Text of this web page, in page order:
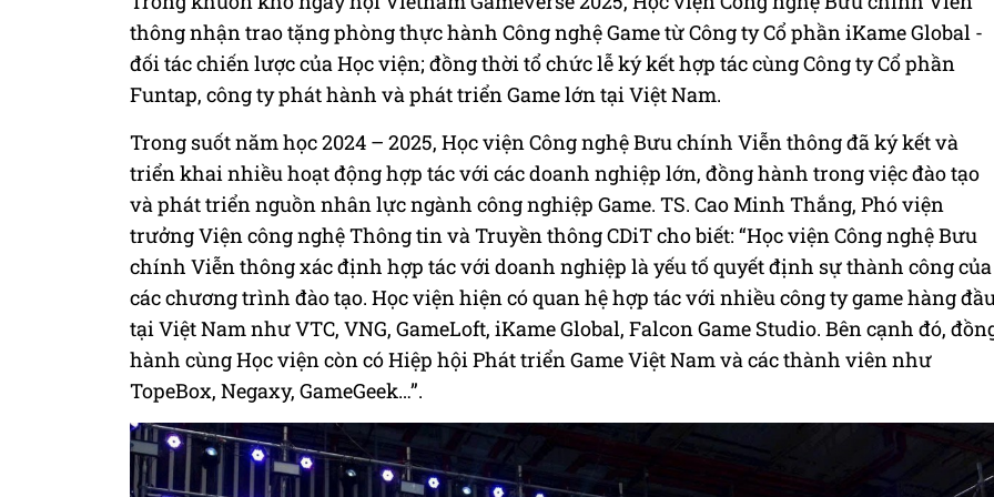
thông nhận trao tặng phòng thực hành Công nghệ Game từ Công ty Cổ phần iKame Global -
đối tác chiến lược của Học viện; đồng thời tổ chức lễ ký kết hợp tác cùng Công ty Cổ phần
Funtap, công ty phát hành và phát triển Game lớn tại Việt Nam.
Trong suốt năm học 2024 – 2025, Học viện Công nghệ Bưu chính Viễn thông đã ký kết và
triển khai nhiều hoạt động hợp tác với các doanh nghiệp lớn, đồng hành trong việc đào tạo
và phát triển nguồn nhân lực ngành công nghiệp Game. TS. Cao Minh Thắng, Phó viện
trưởng Viện công nghệ Thông tin và Truyền thông CDiT cho biết: “Học viện Công nghệ Bưu
chính Viễn thông xác định hợp tác với doanh nghiệp là yếu tố quyết định sự thành công của
các chương trình đào tạo. Học viện hiện có quan hệ hợp tác với nhiều công ty game hàng
tại Việt Nam như VTC, VNG, GameLoft, iKame Global, Falcon Game Studio. Bên cạnh đó,
hành cùng Học viện còn có Hiệp hội Phát triển Game Việt Nam và các thành viên như
TopeBox, Negaxy, GameGeek…”.